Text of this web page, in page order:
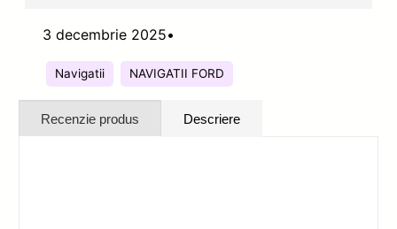
3 decembrie 2025•
Navigatii NAVIGATII FORD
Recenzie produs Descriere